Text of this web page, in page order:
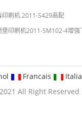
印刷机 2011-S429高配
堡印刷机2011-SM102-4增强
Francais
All Right Reserved